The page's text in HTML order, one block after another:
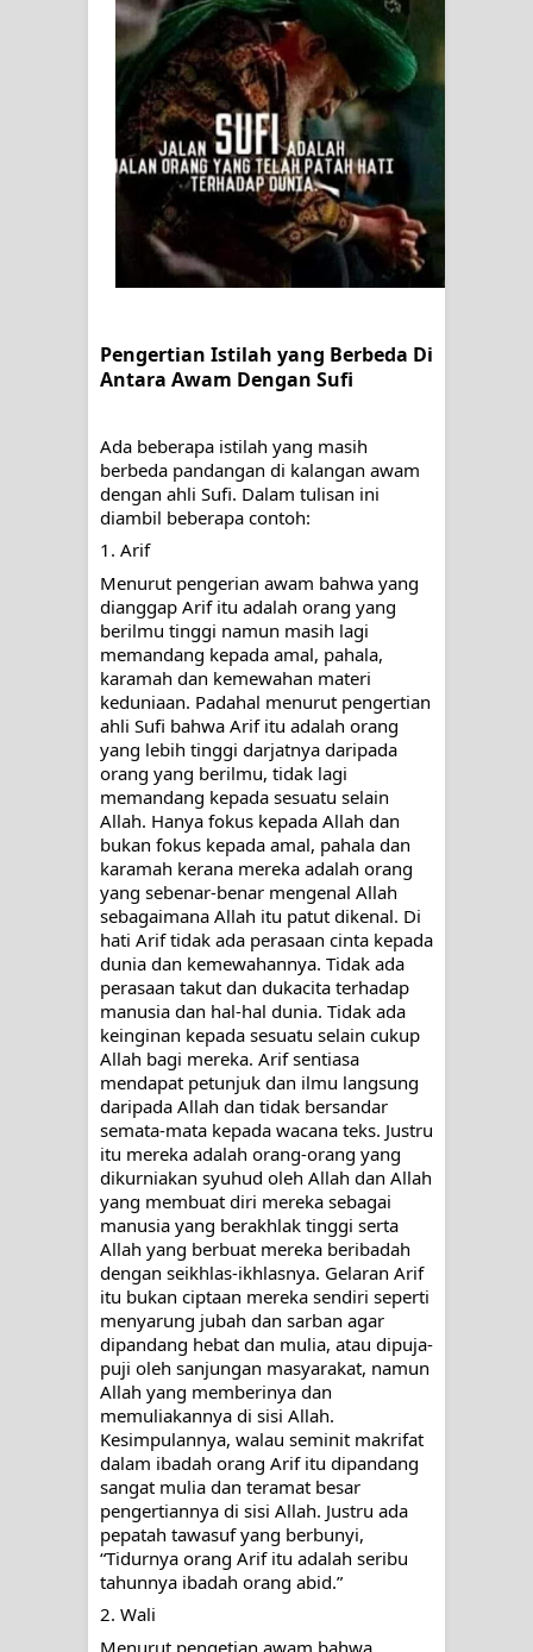
SIRHINDI)
Wusul kepada Allah
Hati dan dua sayap
MUKASYAFAH MENURUT AHL AL-
SUNNAH WAL JAMA'AH: BUKAN
SEKADAR MELIHAT, TETAPI
SYARAHAN TINGKAT TINGGI
TASAWWUF*
Syahadat… tapi belum benar-benar
KISAH WALI SUFI, YANG BACAAN
SURAT AL-FATIHAHNYA TIDAK
PADANYA
SHAYKH TAREKAT ATAU TUKANG
SIHIR? JANGAN MUDAH
TERPESONA, JANGAN JUGA
MUDAH MENGHUKUM
DI TANGAN MURSYID, CINTA
MENEMUKAN JALAN PULANG
RAWATAN TAREKAT: APABILA
ALLAH MENYEMBUHKAN HATI, JIWA
TURUT MENJADI KUAT
TASAWUF: BUKAN AJARAN PELIK,
TETAPI JALAN MEMBERSIHKAN
HATI
"Kotoran Yang Paling Bahaya Bukan
Pada Pakaian, Tetapi Pada Qalbi"
Secara Biologis Manusia itu Sama,
Dengan Tingkat Kesadaran yang
Berbeda
WAHDATUL WUJUD, WAHDATU
Pengertian Istilah yang Berbeda Di
Antara Awam Dengan Sufi
Ada beberapa istilah yang masih
berbeda pandangan di kalangan awam
dengan ahli Sufi. Dalam tulisan ini
diambil beberapa contoh:
1. Arif
Menurut pengerian awam bahwa yang
dianggap Arif itu adalah orang yang
berilmu tinggi namun masih lagi
memandang kepada amal, pahala,
karamah dan kemewahan materi
keduniaan. Padahal menurut pengertian
ahli Sufi bahwa Arif itu adalah orang
yang lebih tinggi darjatnya daripada
orang yang berilmu, tidak lagi
memandang kepada sesuatu selain
Allah. Hanya fokus kepada Allah dan
bukan fokus kepada amal, pahala dan
karamah kerana mereka adalah orang
yang sebenar-benar mengenal Allah
sebagaimana Allah itu patut dikenal. Di
hati Arif tidak ada perasaan cinta kepada
dunia dan kemewahannya. Tidak ada
perasaan takut dan dukacita terhadap
manusia dan hal-hal dunia. Tidak ada
keinginan kepada sesuatu selain cukup
Allah bagi mereka. Arif sentiasa
mendapat petunjuk dan ilmu langsung
daripada Allah dan tidak bersandar
semata-mata kepada wacana teks. Justru
itu mereka adalah orang-orang yang
dikurniakan syuhud oleh Allah dan Allah
yang membuat diri mereka sebagai
manusia yang berakhlak tinggi serta
Allah yang berbuat mereka beribadah
dengan seikhlas-ikhlasnya. Gelaran Arif
itu bukan ciptaan mereka sendiri seperti
menyarung jubah dan sarban agar
dipandang hebat dan mulia, atau dipuja-
puji oleh sanjungan masyarakat, namun
Allah yang memberinya dan
memuliakannya di sisi Allah.
Kesimpulannya, walau seminit makrifat
dalam ibadah orang Arif itu dipandang
sangat mulia dan teramat besar
pengertiannya di sisi Allah. Justru ada
pepatah tawasuf yang berbunyi,
“Tidurnya orang Arif itu adalah seribu
tahunnya ibadah orang abid.”
2. Wali
Menurut pengetian awam bahwa